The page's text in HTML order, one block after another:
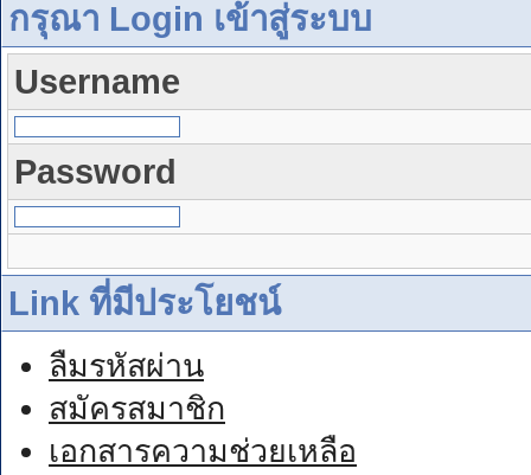
กรุณา Login เข้าสู่ระบบ
Username
Password
Link ที่มีประโยชน์
ลืมรหัสผ่าน
สมัครสมาชิก
เอกสารความช่วยเหลือ